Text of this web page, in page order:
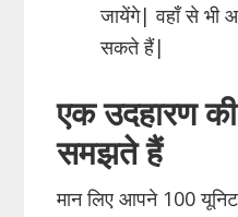
जायेंगे| वहाँ से भी
सकते हैं|
एक उदहारण
समझते हैं
मान लिए आपने 100